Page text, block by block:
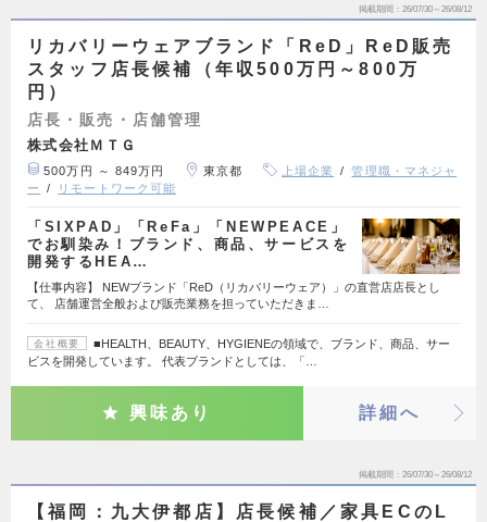
掲載期間 26/07/30～26/08/12
リカバリーウェアブランド「ReD」ReD販売
スタッフ店長候補（年収500万円～800万
円）
店長・販売・店舗管理
株式会社ＭＴＧ
500万円 ～ 849万円 東京都 上場企業
管理職・マネジャ
ー
リモートワーク可能
「SIXPAD」「ReFa」「NEWPEACE」
でお馴染み！ブランド、商品、サービスを
開発するHEA…
【仕事内容】 NEWブランド「ReD（リカバリーウェア）」の直営店店長とし
て、 店舗運営全般および販売業務を担っていただきま…
会社概要
■HEALTH、BEAUTY、HYGIENEの領域で、ブランド、商品、サー
ビスを開発しています。 代表ブランドとしては、「…
興味あり 詳細へ
掲載期間 26/07/30～26/08/12
【福岡：九大伊都店】店長候補／家具ECのL